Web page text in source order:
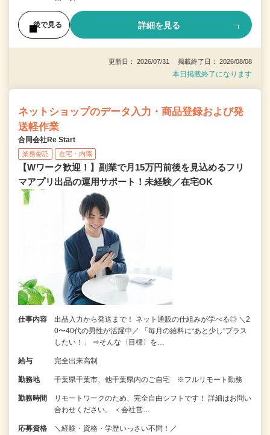
後で見る 詳細を見る
更新日： 2026/07/31 掲載終了日： 2026/08/08
本日掲載終了になります
ネットショップのデータ入力・商品登録および発
送軽作業
合同会社Re Start
業務委託 在宅・内職
【Wワーク歓迎！】副業で月15万円前後を見込めるフリ
マアプリ出品の運用サポート！未経験／在宅OK
仕事内容
出品入力から発送まで！ ネット通販の仕組みが学べる◎ ＼2
0〜40代の男性が活躍中／ 「毎月の給料に“あと少し”プラス
したい！」 ⇒そんな〈目標〉を…
給与 完全出来高制
勤務地 千葉県千葉市、他千葉県内のご自宅 ※フルリモート勤務
勤務時間
リモートワークのため、完全自由シフトです！ 詳細はお問い
合わせください。 ＜会社営…
応募資格 ＼経験・資格・学歴いっさい不問！／